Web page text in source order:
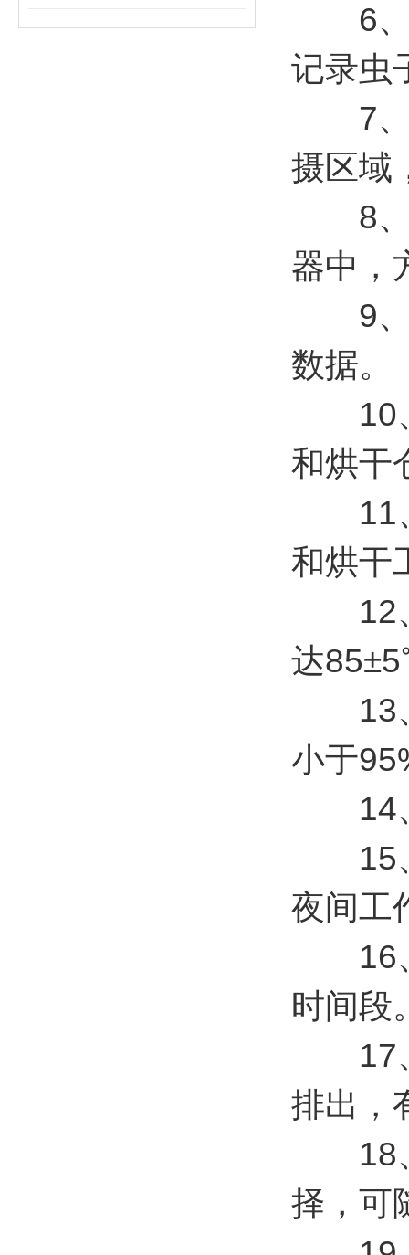
6、
记录虫
7、
摄区域
8、
器中，
9、
数据。
10、
和烘干
11、
和烘干
12、
达
13、
小于
14、
15、
夜间工
16、
时间段
17、
排出，
18、
择，可